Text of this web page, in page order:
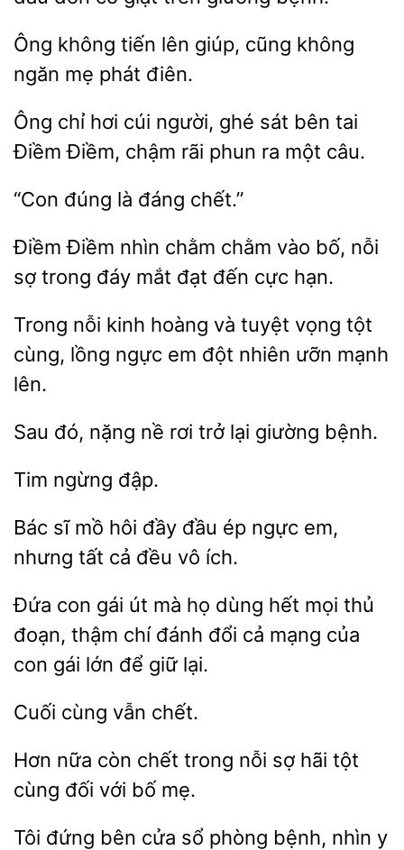
Ông không tiến lên giúp,
mẹ phát điên.
Ông chỉ hơi cúi người, ghé sát bên tai
Điềm, chậm rãi phun
câu.
đúng đáng
Điềm nhìn chằm chằm vào
nỗi
trong đáy mắt đạt đến cực hạn.
Trong nỗi kinh hoàng và
vọng
cùng, lồng ngực em đột nhiên
mạnh
lên.
Sau đó, nặng lại giường bệnh.
sĩ mồ hôi đầy đầu ép
em,
nhưng
cả đều vô ích.
Đứa con gái út mà họ dùng hết mọi
đoạn, thậm chí đánh đổi cả mạng của
gái lớn để
lại.
Cuối
Hơn nữa chết
nỗi sợ hãi tột
cùng đối với bố
Tôi đứng cửa phòng
nhìn y